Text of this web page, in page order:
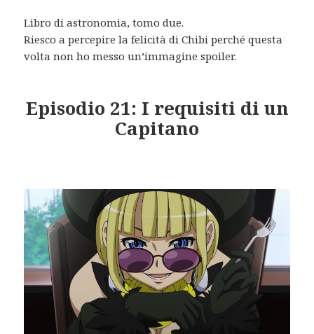
Libro di astronomia, tomo due.
Riesco a percepire la felicità di Chibi perché questa
volta non ho messo un’immagine spoiler.
Episodio 21: I requisiti di un
Capitano